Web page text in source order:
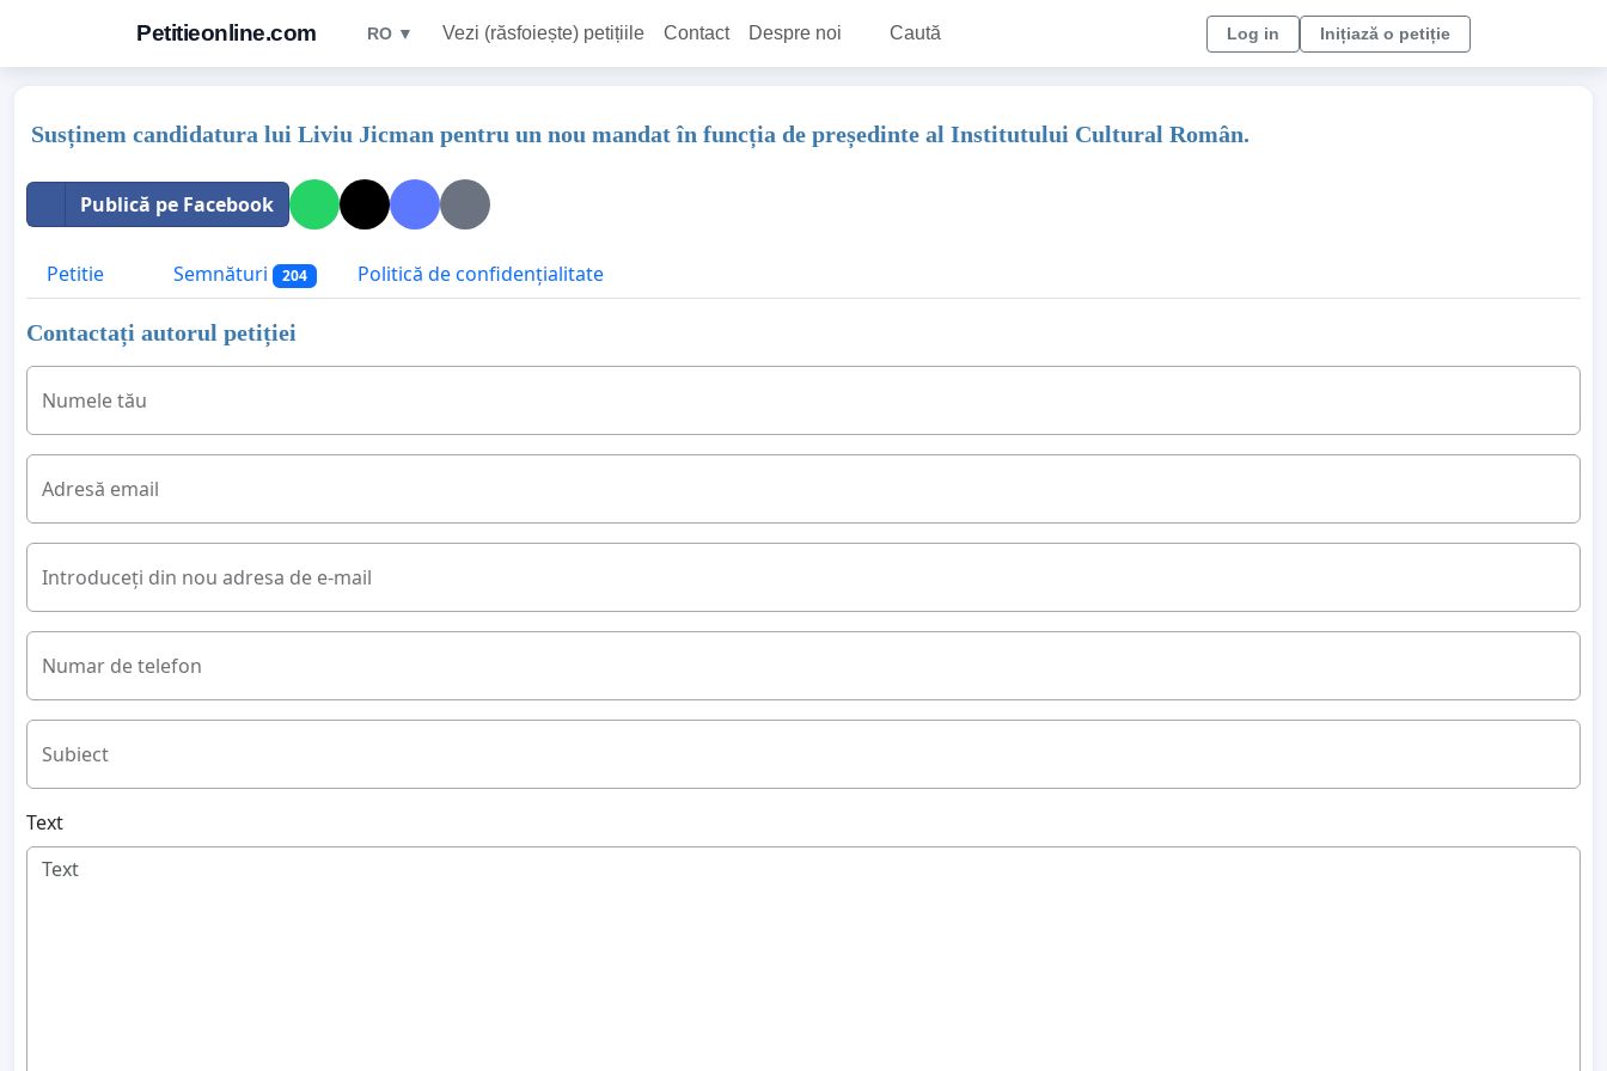
Petitieonline.com RO ▼ Vezi (răsfoiește) petițiile Contact Despre noi Caută Log in Inițiază o petiție
Susținem candidatura lui Liviu Jicman pentru un nou mandat în funcția de președinte al Institutului Cultural Român.
Publică pe Facebook
Petitie Semnături 204 Politică de confidențialitate
Contactați autorul petiției
Numele tău
Adresă email
Introduceți din nou adresa de e-mail
Numar de telefon
Subiect
Text